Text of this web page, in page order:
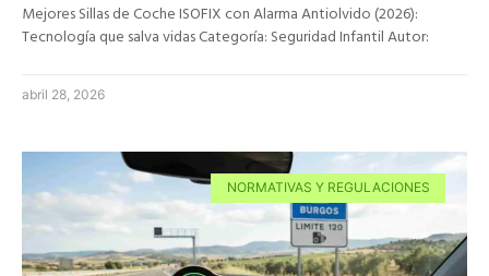
Mejores Sillas de Coche ISOFIX con Alarma Antiolvido (2026):
Tecnología que salva vidas Categoría: Seguridad Infantil Autor:
abril 28, 2026
NORMATIVAS Y REGULACIONES